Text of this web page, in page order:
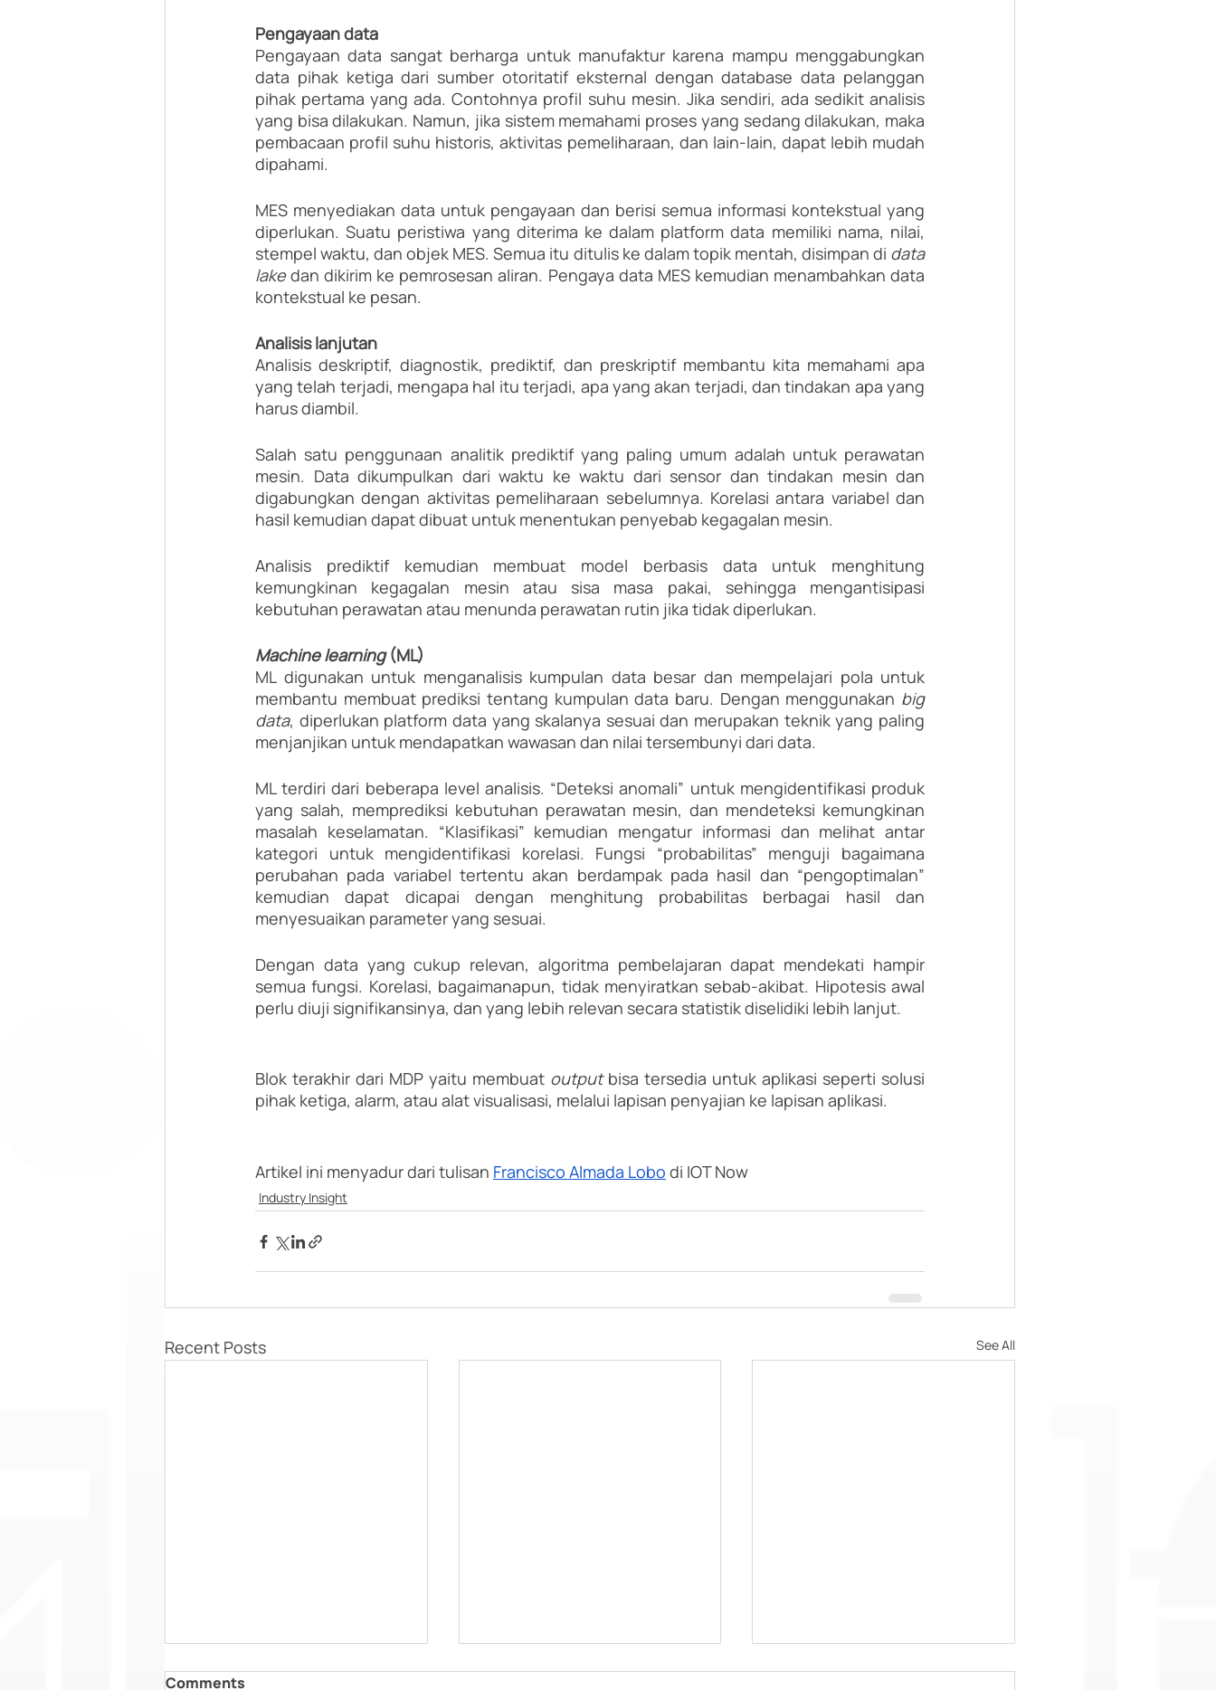
Pengayaan data
Pengayaan data sangat berharga untuk manufaktur karena mampu menggabungkan
data pihak ketiga dari sumber otoritatif eksternal dengan database data pelanggan
pihak pertama yang ada. Contohnya profil suhu mesin. Jika sendiri, ada sedikit analisis
yang bisa dilakukan. Namun, jika sistem memahami proses yang sedang dilakukan, maka
pembacaan profil suhu historis, aktivitas pemeliharaan, dan lain-lain, dapat lebih mudah
dipahami.
MES menyediakan data untuk pengayaan dan berisi semua informasi kontekstual yang
diperlukan. Suatu peristiwa yang diterima ke dalam platform data memiliki nama, nilai,
stempel waktu, dan objek MES. Semua itu ditulis ke dalam topik mentah, disimpan di data
lake dan dikirim ke pemrosesan aliran. Pengaya data MES kemudian menambahkan data
kontekstual ke pesan.
Analisis lanjutan
Analisis deskriptif, diagnostik, prediktif, dan preskriptif membantu kita memahami apa
yang telah terjadi, mengapa hal itu terjadi, apa yang akan terjadi, dan tindakan apa yang
harus diambil.
Salah satu penggunaan analitik prediktif yang paling umum adalah untuk perawatan
mesin. Data dikumpulkan dari waktu ke waktu dari sensor dan tindakan mesin dan
digabungkan dengan aktivitas pemeliharaan sebelumnya. Korelasi antara variabel dan
hasil kemudian dapat dibuat untuk menentukan penyebab kegagalan mesin.
Analisis prediktif kemudian membuat model berbasis data untuk menghitung
kemungkinan kegagalan mesin atau sisa masa pakai, sehingga mengantisipasi
kebutuhan perawatan atau menunda perawatan rutin jika tidak diperlukan.
Machine learning (ML)
ML digunakan untuk menganalisis kumpulan data besar dan mempelajari pola untuk
membantu membuat prediksi tentang kumpulan data baru. Dengan menggunakan big
data, diperlukan platform data yang skalanya sesuai dan merupakan teknik yang paling
menjanjikan untuk mendapatkan wawasan dan nilai tersembunyi dari data.
ML terdiri dari beberapa level analisis. “Deteksi anomali” untuk mengidentifikasi produk
yang salah, memprediksi kebutuhan perawatan mesin, dan mendeteksi kemungkinan
masalah keselamatan. “Klasifikasi” kemudian mengatur informasi dan melihat antar
kategori untuk mengidentifikasi korelasi. Fungsi “probabilitas” menguji bagaimana
perubahan pada variabel tertentu akan berdampak pada hasil dan “pengoptimalan”
kemudian dapat dicapai dengan menghitung probabilitas berbagai hasil dan
menyesuaikan parameter yang sesuai.
Dengan data yang cukup relevan, algoritma pembelajaran dapat mendekati hampir
semua fungsi. Korelasi, bagaimanapun, tidak menyiratkan sebab-akibat. Hipotesis awal
perlu diuji signifikansinya, dan yang lebih relevan secara statistik diselidiki lebih lanjut.
Blok terakhir dari MDP yaitu membuat output bisa tersedia untuk aplikasi seperti solusi
pihak ketiga, alarm, atau alat visualisasi, melalui lapisan penyajian ke lapisan aplikasi.
Artikel ini menyadur dari tulisan Francisco Almada Lobo di IOT Now
Industry Insight
Recent Posts See All
Comments